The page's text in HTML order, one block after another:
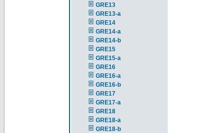
GRE13
GRE13-a
GRE14
GRE14-a
GRE14-b
GRE15
GRE15-a
GRE16
GRE16-a
GRE16-b
GRE17
GRE17-a
GRE18
GRE18-a
GRE18-b